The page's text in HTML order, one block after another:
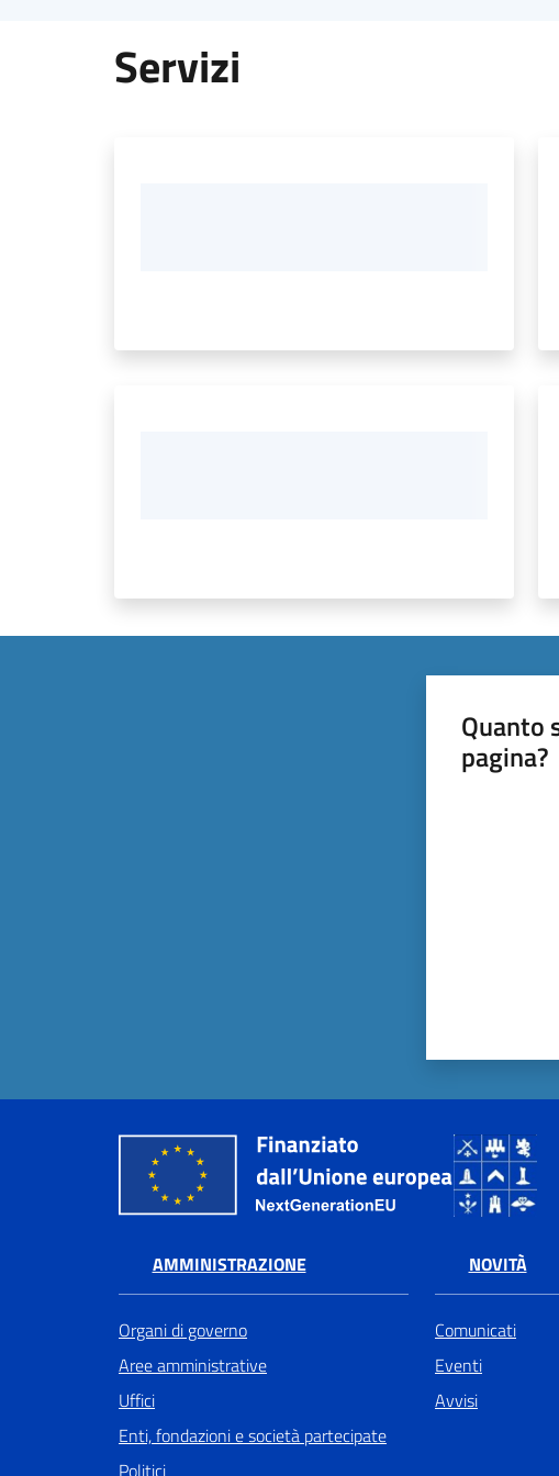
Servizi
Quanto
pagina?
AMMINISTRAZIONE
Organi di governo
Aree amministrative
Uffici
Enti, fondazioni e società partecipate
NOVITÀ
Comunicati
Eventi
Avvisi